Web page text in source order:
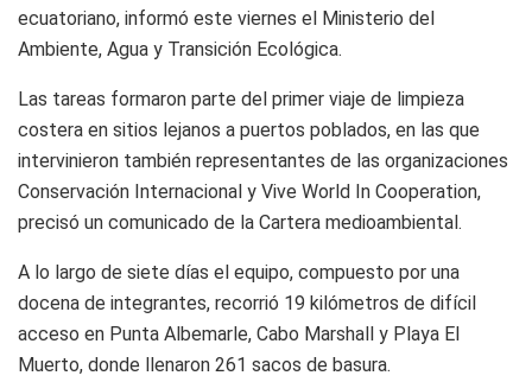
ecuatoriano, informó este viernes el Ministerio del
Ambiente, Agua y Transición Ecológica.
Las tareas formaron parte del primer viaje de limpieza
costera en sitios lejanos a puertos poblados, en las que
intervinieron también representantes de las organizaciones
Conservación Internacional y Vive World In Cooperation,
precisó un comunicado de la Cartera medioambiental.
A lo largo de siete días el equipo, compuesto por una
docena de integrantes, recorrió 19 kilómetros de difícil
acceso en Punta Albemarle, Cabo Marshall y Playa El
Muerto, donde llenaron 261 sacos de basura.